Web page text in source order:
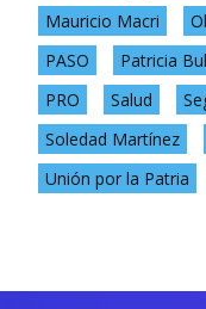
Mauricio Macri
PASO
Patricia
PRO
Salud
Soledad Martínez
Unión por la Patria